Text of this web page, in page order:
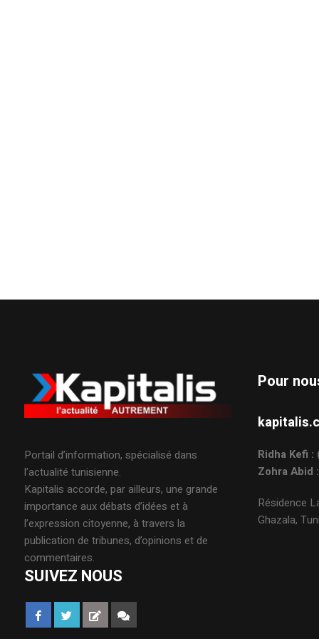
Portail d’information, spécialisé dans
l’actualité tunisienne.
Kapitalis accorde, par ailleurs, une grande
importance aux débats d’idées et à
l’expression citoyenne, à travers la
publication de tribunes, d’opinions et de
commentaires.
SUIVEZ NOUS
Pour
Ridha Kefi
Zohra Abid
Résidence
Ghazala,